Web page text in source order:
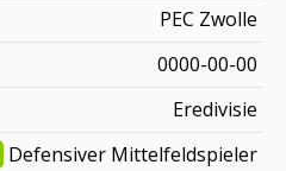
PEC Zwolle
0000-00-00
Eredivisie
Defensiver Mittelfeldspieler